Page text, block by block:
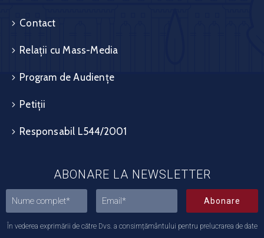
Contact
Relații cu Mass-Media
Program de Audiențe
Petiții
Responsabil L544/2001
ABONARE LA NEWSLETTER
Abonare
În vederea exprimării de către Dvs. a consimțământului pentru prelucrarea de date